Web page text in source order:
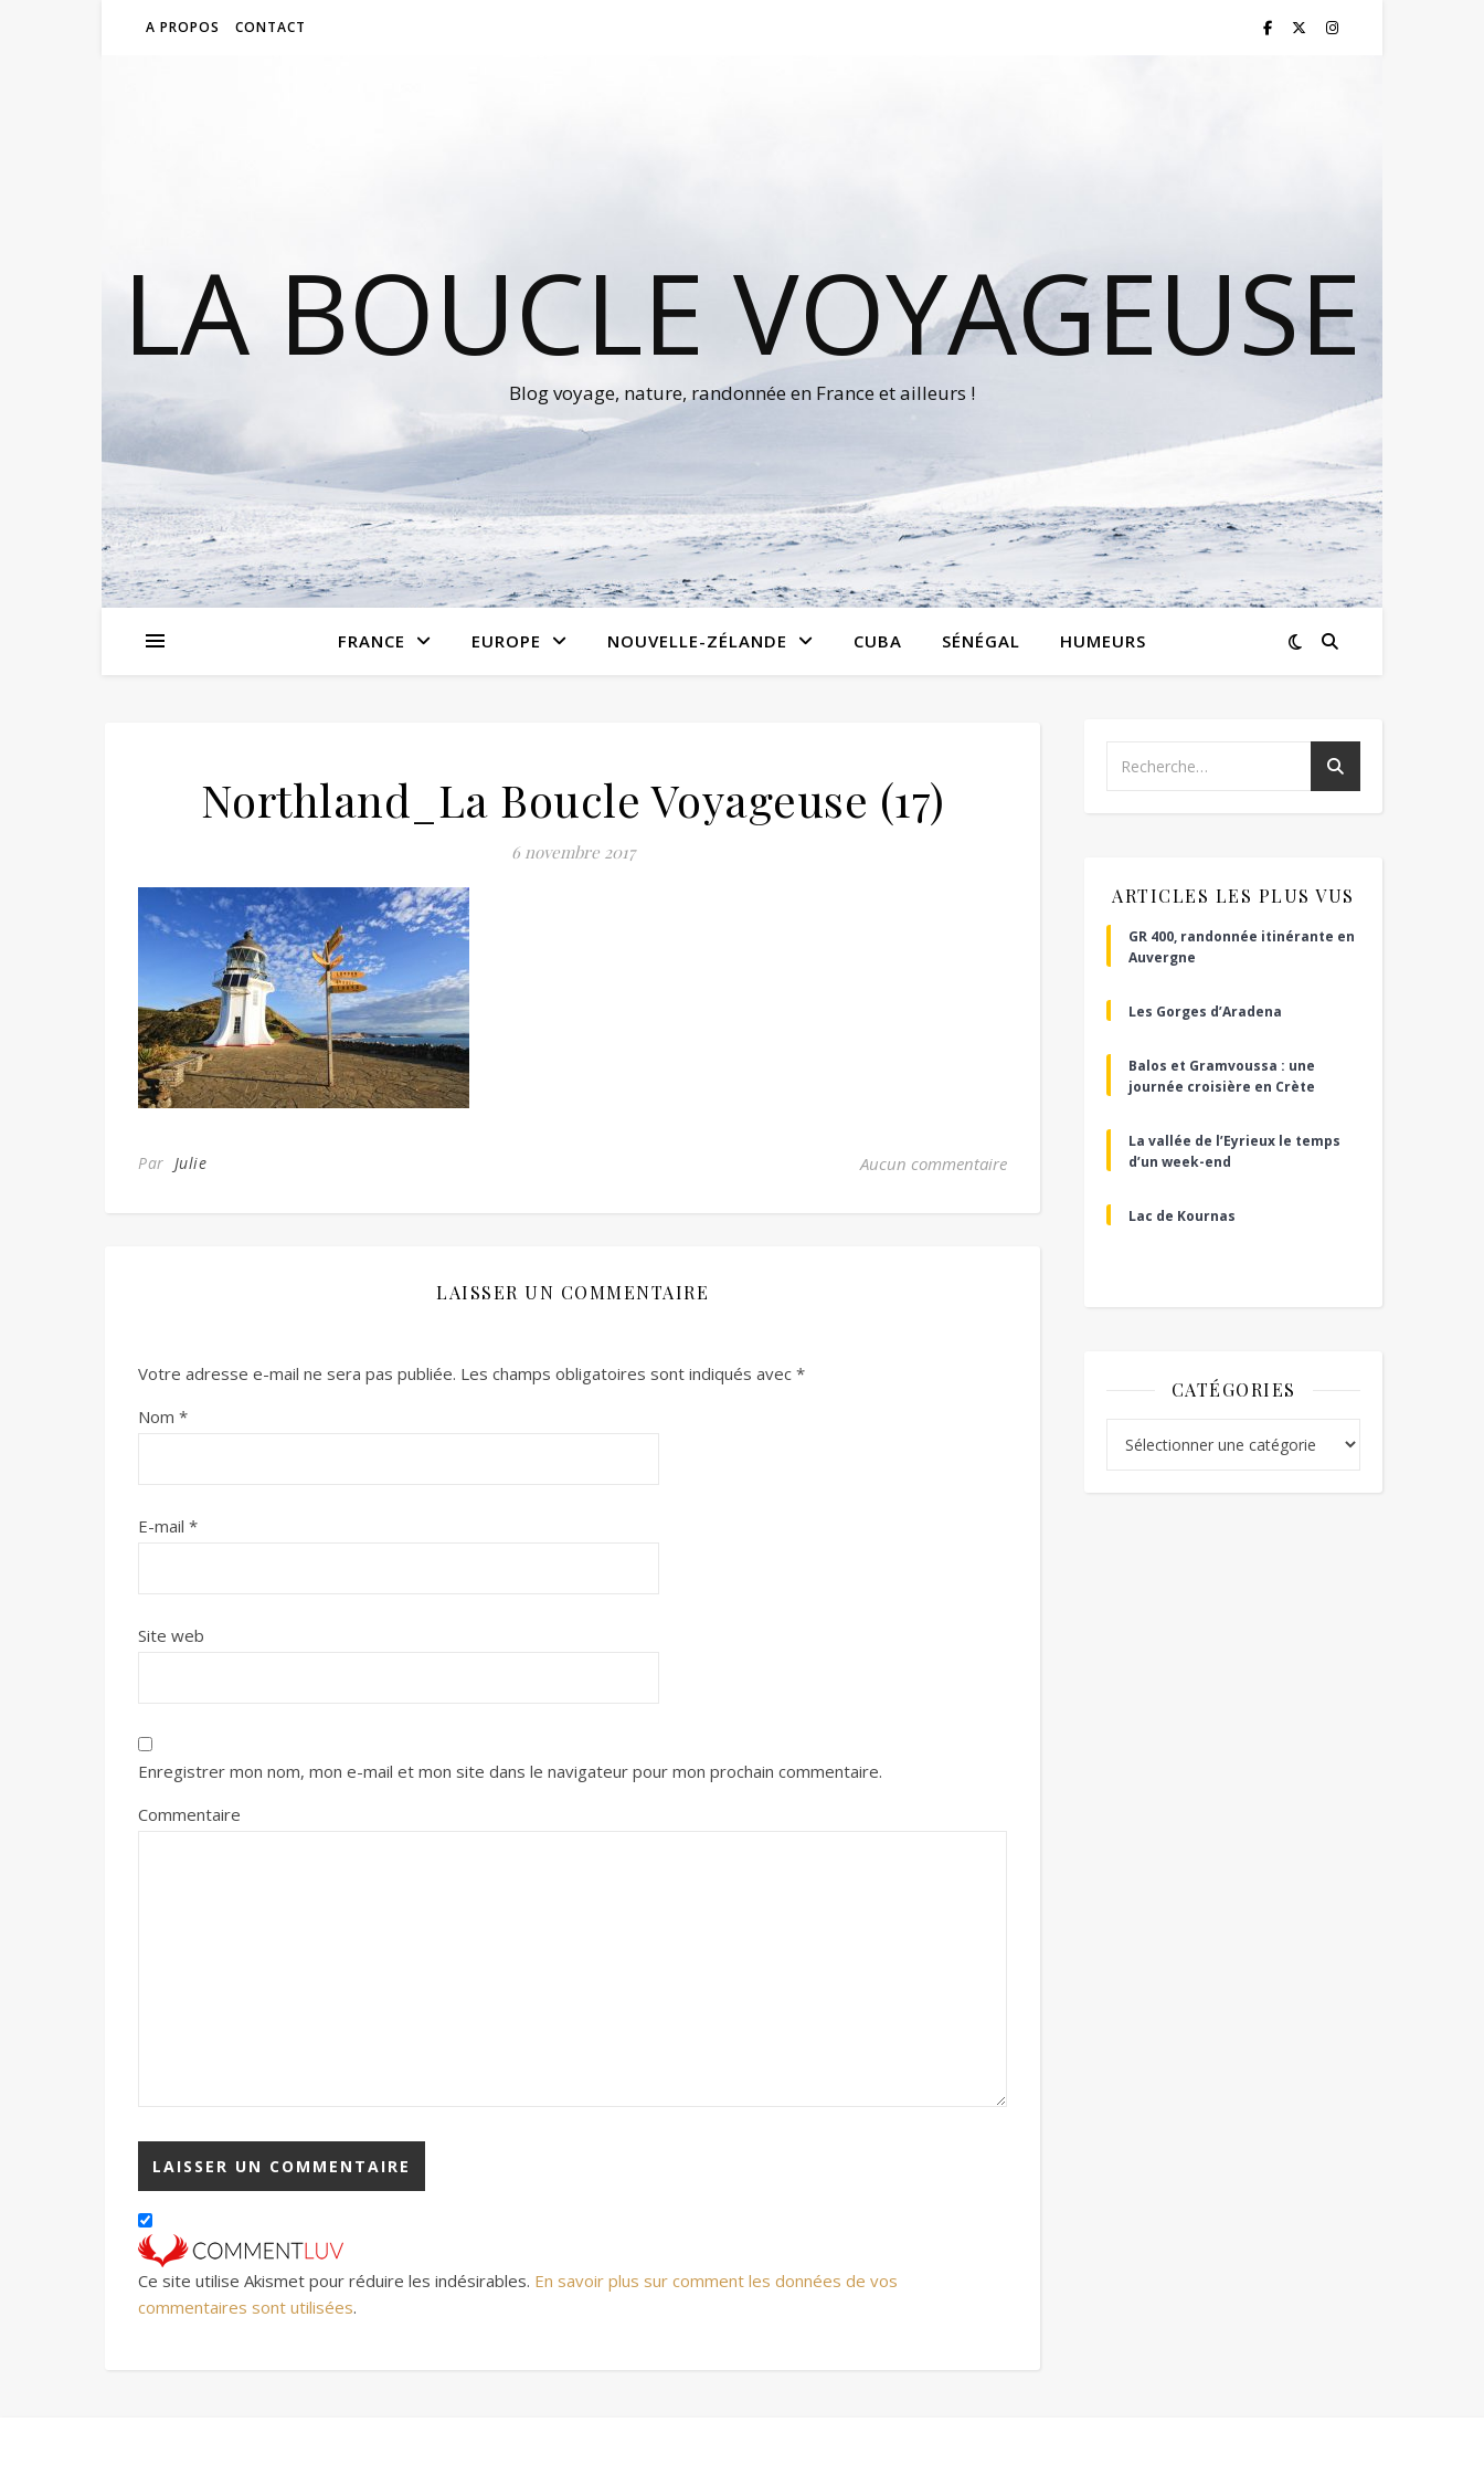
A PROPOS CONTACT
LA BOUCLE VOYAGEUSE
Blog voyage, nature, randonnée en France et ailleurs !
FRANCE EUROPE NOUVELLE-ZÉLANDE CUBA SÉNÉGAL HUMEURS
Northland_La Boucle Voyageuse (17)
6 novembre 2017
Par Julie Aucun commentaire
LAISSER UN COMMENTAIRE
Votre adresse e-mail ne sera pas publiée. Les champs obligatoires sont indiqués avec *
Nom *
E-mail *
Site web
Enregistrer mon nom, mon e-mail et mon site dans le navigateur pour mon prochain commentaire.
Commentaire
Ce site utilise Akismet pour réduire les indésirables. En savoir plus sur comment les données de vos
commentaires sont utilisées.
ARTICLES LES PLUS VUS
GR 400, randonnée itinérante en
Auvergne
Les Gorges d’Aradena
Balos et Gramvoussa : une
journée croisière en Crète
La vallée de l’Eyrieux le temps
d’un week-end
Lac de Kournas
CATÉGORIES